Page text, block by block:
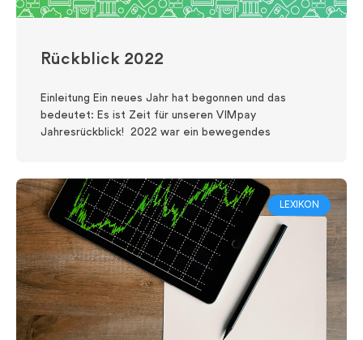
Rückblick 2022
Einleitung Ein neues Jahr hat begonnen und das
bedeutet: Es ist Zeit für unseren VIMpay
Jahresrückblick! 2022 war ein bewegendes
LEXIKON